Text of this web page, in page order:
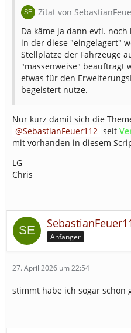
Zitat von
Da käme ja dann evtl.
in der diese "eingelagert"
Stellplätze der Fahrzeuge
"massenweise" beauftragt
etwas für den
begeistert nutze.
Nur kurz damit sich die
SebastianFeuer112 seit
mit vorhanden in diesem
LG
Chris
Anfänger
27. April 2026 um 22:54
stimmt habe ich sogar schon